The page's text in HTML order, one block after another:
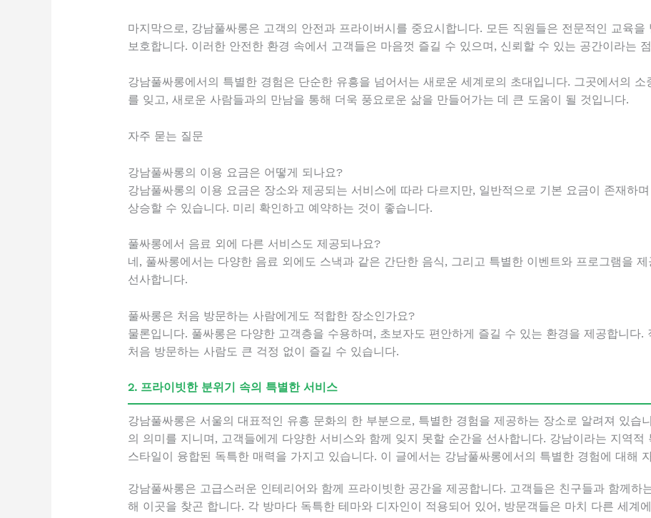
마지막으로, 강남풀싸롱은 고객의 안전과 프라이버시를 중요시합니다. 모든 직원들은 전문적인 교육
보호합니다. 이러한 안전한 환경 속에서 고객들은 마음껏 즐길 수 있으며, 신뢰할 수 있는 공간이라는
강남풀싸롱에서의 특별한 경험은 단순한 유흥을 넘어서는 새로운 세계로의 초대입니다. 그곳에서의
를 잊고, 새로운 사람들과의 만남을 통해 더욱 풍요로운 삶을 만들어가는 데 큰 도움이 될 것입니다.
자주 묻는 질문
강남풀싸롱의 이용 요금은 어떻게 되나요?
강남풀싸롱의 이용 요금은 장소와 제공되는 서비스에 따라 다르지만, 일반적으로 기본 요금이 존재하
상승할 수 있습니다. 미리 확인하고 예약하는 것이 좋습니다.
풀싸롱에서 음료 외에 다른 서비스도 제공되나요?
네, 풀싸롱에서는 다양한 음료 외에도 스낵과 같은 간단한 음식, 그리고 특별한 이벤트와 프로그램을
선사합니다.
풀싸롱은 처음 방문하는 사람에게도 적합한 장소인가요?
물론입니다. 풀싸롱은 다양한 고객층을 수용하며, 초보자도 편안하게 즐길 수 있는 환경을 제공합니다.
처음 방문하는 사람도 큰 걱정 없이 즐길 수 있습니다.
2. 프라이빗한 분위기 속의 특별한 서비스
강남풀싸롱은 서울의 대표적인 유흥 문화의 한 부분으로, 특별한 경험을 제공하는 장소로 알려져 있습
의 의미를 지니며, 고객들에게 다양한 서비스와 함께 잊지 못할 순간을 선사합니다. 강남이라는 지역
스타일이 융합된 독특한 매력을 가지고 있습니다. 이 글에서는 강남풀싸롱에서의 특별한 경험에 대해
강남풀싸롱은 고급스러운 인테리어와 함께 프라이빗한 공간을 제공합니다. 고객들은 친구들과 함께하
해 이곳을 찾곤 합니다. 각 방마다 독특한 테마와 디자인이 적용되어 있어, 방문객들은 마치 다른 세계